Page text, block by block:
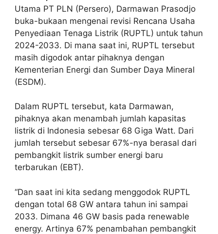
Utama PT PLN (Persero), Darmawan Prasodjo
buka-bukaan mengenai revisi Rencana Usaha
Penyediaan Tenaga Listrik (RUPTL) untuk tahun
2024-2033. Di mana saat ini, RUPTL tersebut
masih digodok antar pihaknya dengan
Kementerian Energi dan Sumber Daya Mineral
(ESDM).
Dalam RUPTL tersebut, kata Darmawan,
pihaknya akan menambah jumlah kapasitas
listrik di Indonesia sebesar 68 Giga Watt. Dari
jumlah tersebut sebesar 67%-nya berasal dari
pembangkit listrik sumber energi baru
terbarukan (EBT).
“Dan saat ini kita sedang menggodok RUPTL
dengan total 68 GW antara tahun ini sampai
2033. Dimana 46 GW basis pada renewable
energy. Artinya 67% penambahan pembangkit